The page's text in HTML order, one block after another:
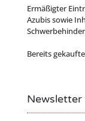
Ermäßigter
Azubis sowie
Bereits
Newsletter